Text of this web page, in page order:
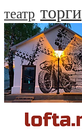
театр торги